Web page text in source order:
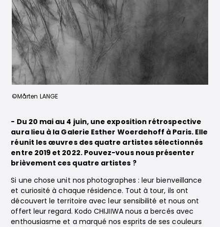
©Mårten LANGE
- Du 20 mai au 4 juin, une exposition rétrospective
aura lieu à la Galerie Esther Woerdehoff à Paris. Elle
réunit les œuvres des quatre artistes sélectionnés
entre 2019 et 2022. Pouvez-vous nous présenter
brièvement ces quatre artistes ?
Si une chose unit nos photographes : leur bienveillance
et curiosité à chaque résidence. Tout à tour, ils ont
découvert le territoire avec leur sensibilité et nous ont
offert leur regard. Kodo CHIJIIWA nous a bercés avec
enthousiasme et a marqué nos esprits de ses couleurs